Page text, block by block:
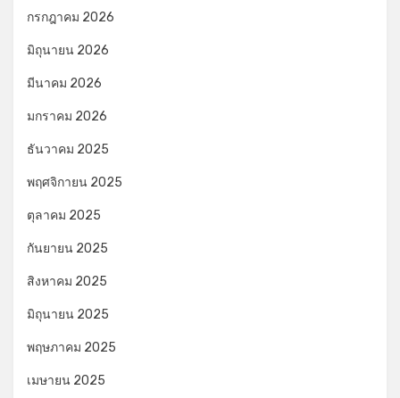
กรกฎาคม 2026
มิถุนายน 2026
มีนาคม 2026
มกราคม 2026
ธันวาคม 2025
พฤศจิกายน 2025
ตุลาคม 2025
กันยายน 2025
สิงหาคม 2025
มิถุนายน 2025
พฤษภาคม 2025
เมษายน 2025